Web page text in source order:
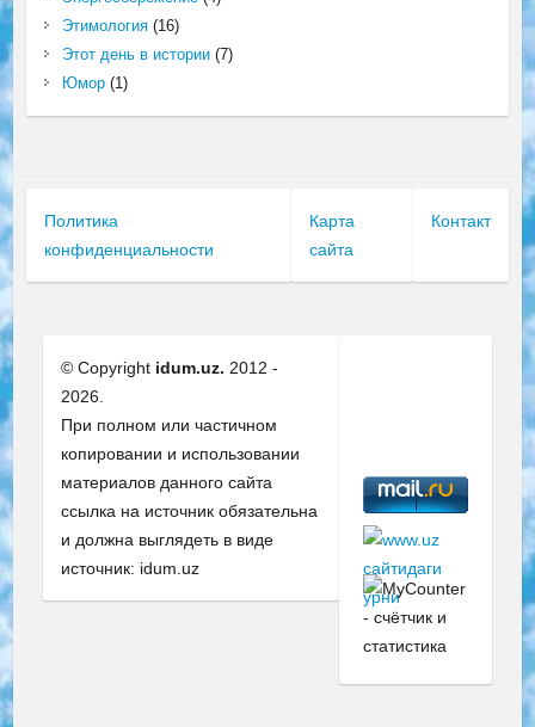
Этимология(16)
Этот день в истории(7)
Юмор(1)
Политика
конфиденциальности
Карта
сайта
Контакт
© Copyright idum.uz. 2012 -
2026.
При полном или частичном
копировании и использовании
материалов данного сайта
ссылка на источник обязательна
и должна выглядеть в виде
источник: idum.uz